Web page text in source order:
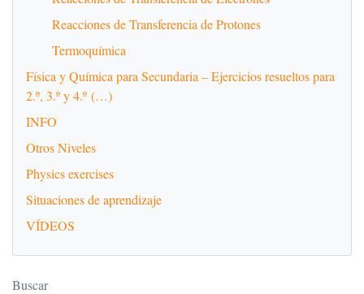
Reacciones de Transferencia de Protones
Termoquímica
Física y Química para Secundaria – Ejercicios resueltos para
2.º, 3.º y 4.º (…)
INFO
Otros Niveles
Physics exercises
Situaciones de aprendizaje
VÍDEOS
Buscar